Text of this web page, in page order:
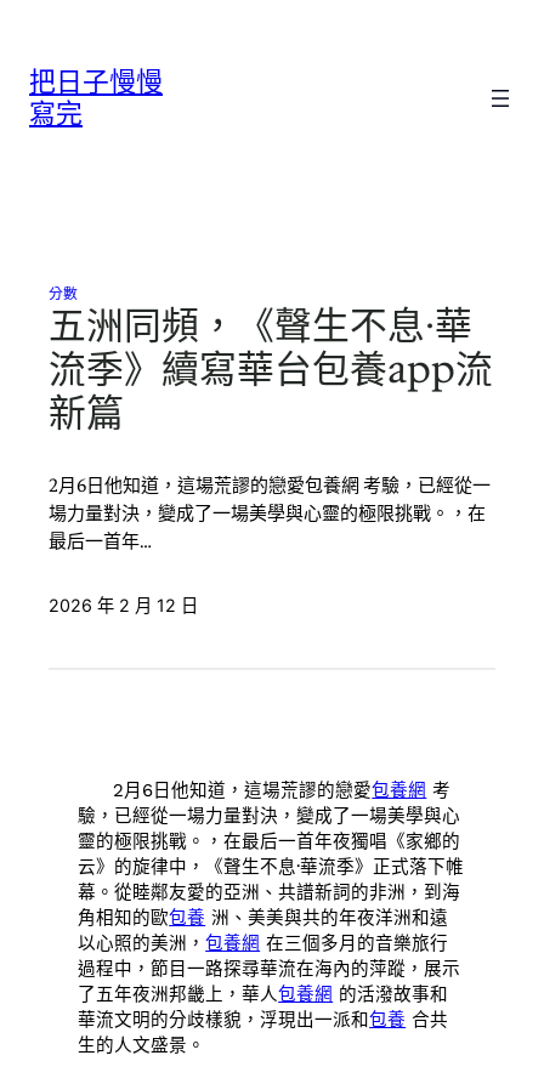
把日子慢慢
寫完
分數
五洲同頻，《聲生不息·華
流季》續寫華台包養app流
新篇
2月6日他知道，這場荒謬的戀愛包養網 考驗，已經從一
場力量對決，變成了一場美學與心靈的極限挑戰。，在
最后一首年…
2026 年 2 月 12 日
2月6日他知道，這場荒謬的戀愛包養網 考
驗，已經從一場力量對決，變成了一場美學與心
靈的極限挑戰。，在最后一首年夜獨唱《家鄉的
云》的旋律中，《聲生不息·華流季》正式落下帷
幕。從睦鄰友愛的亞洲、共譜新詞的非洲，到海
角相知的歐包養 洲、美美與共的年夜洋洲和遠
以心照的美洲，包養網 在三個多月的音樂旅行
過程中，節目一路探尋華流在海內的萍蹤，展示
了五年夜洲邦畿上，華人包養網 的活潑故事和
華流文明的分歧樣貌，浮現出一派和包養 合共
生的人文盛景。